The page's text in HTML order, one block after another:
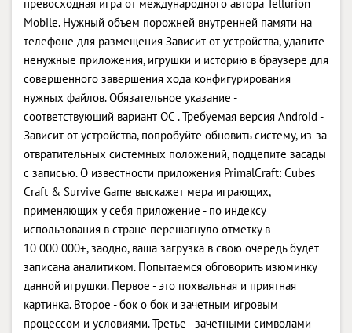
превосходная игра от международного автора Tellurion
Mobile. Нужный объем порожней внутренней памяти на
телефоне для размещения Зависит от устройства, удалите
ненужные приложения, игрушки и историю в браузере для
совершенного завершения хода конфигурирования
нужных файлов. Обязательное указание -
соответствующий вариант ОС . Требуемая версия Android -
Зависит от устройства, попробуйте обновить систему, из-за
отвратительных системных положений, подцепите засады
с записью. О известности приложения PrimalCraft: Cubes
Craft & Survive Game выскажет мера играющих,
применяющих у себя приложение - по индексу
использования в стране перешагнуло отметку в
10 000 000+, заодно, ваша загрузка в свою очередь будет
записана аналитиком. Попытаемся обговорить изюминку
данной игрушки. Первое - это похвальная и приятная
картинка. Второе - бок о бок и зачетным игровым
процессом и условиями. Третье - зачетными символами